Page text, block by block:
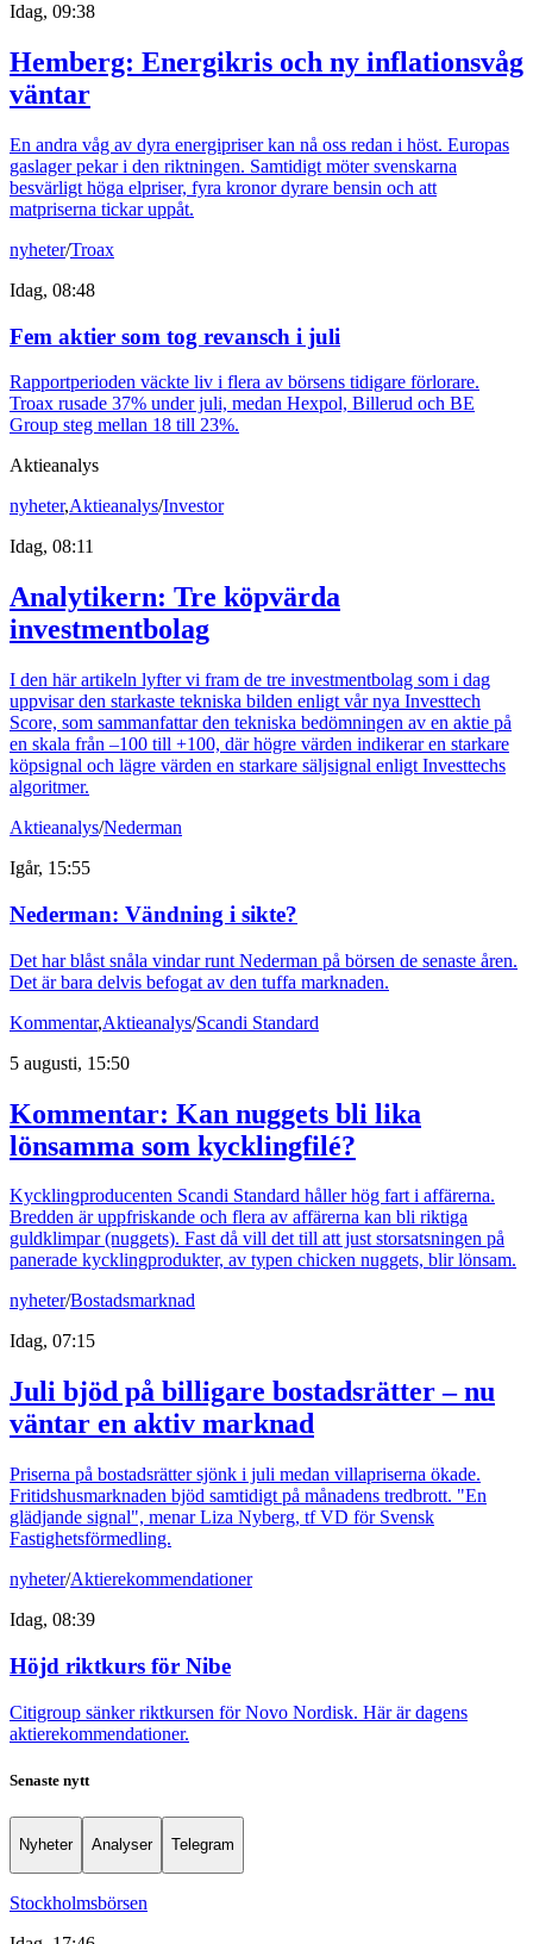
Idag, 09:38
Hemberg: Energikris och ny inflationsvåg
väntar
En andra våg av dyra energipriser kan nå oss redan i höst. Europas
gaslager pekar i den riktningen. Samtidigt möter svenskarna
besvärligt höga elpriser, fyra kronor dyrare bensin och att
matpriserna tickar uppåt.
nyheter/Troax
Idag, 08:48
Fem aktier som tog revansch i juli
Rapportperioden väckte liv i flera av börsens tidigare förlorare.
Troax rusade 37% under juli, medan Hexpol, Billerud och BE
Group steg mellan 18 till 23%.
Aktieanalys
nyheter,Aktieanalys/Investor
Idag, 08:11
Analytikern: Tre köpvärda
investmentbolag
I den här artikeln lyfter vi fram de tre investmentbolag som i dag
uppvisar den starkaste tekniska bilden enligt vår nya Investtech
Score, som sammanfattar den tekniska bedömningen av en aktie på
en skala från –100 till +100, där högre värden indikerar en starkare
köpsignal och lägre värden en starkare säljsignal enligt Investtechs
algoritmer.
Aktieanalys/Nederman
Igår, 15:55
Nederman: Vändning i sikte?
Det har blåst snåla vindar runt Nederman på börsen de senaste åren.
Det är bara delvis befogat av den tuffa marknaden.
Kommentar,Aktieanalys/Scandi Standard
5 augusti, 15:50
Kommentar: Kan nuggets bli lika
lönsamma som kycklingfilé?
Kycklingproducenten Scandi Standard håller hög fart i affärerna.
Bredden är uppfriskande och flera av affärerna kan bli riktiga
guldklimpar (nuggets). Fast då vill det till att just storsatsningen på
panerade kycklingprodukter, av typen chicken nuggets, blir lönsam.
nyheter/Bostadsmarknad
Idag, 07:15
Juli bjöd på billigare bostadsrätter – nu
väntar en aktiv marknad
Priserna på bostadsrätter sjönk i juli medan villapriserna ökade.
Fritidshusmarknaden bjöd samtidigt på månadens tredbrott. "En
glädjande signal", menar Liza Nyberg, tf VD för Svensk
Fastighetsförmedling.
nyheter/Aktierekommendationer
Idag, 08:39
Höjd riktkurs för Nibe
Citigroup sänker riktkursen för Novo Nordisk. Här är dagens
aktierekommendationer.
Senaste nytt
Nyheter Analyser Telegram
Stockholmsbörsen